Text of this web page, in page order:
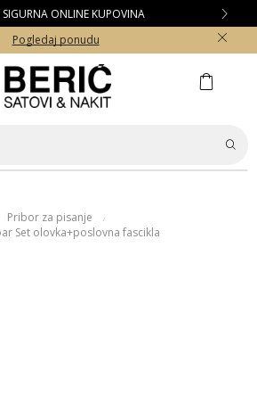
ONLINE KUPOVINA
Pogledaj ponudu
Pribor za pisanje /
Set olovka+poslovna fascikla